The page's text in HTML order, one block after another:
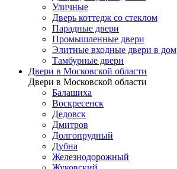
Уличные
Дверь коттедж со стеклом
Парадные двери
Промышленные двери
Элитные входные двери в дом
Тамбурные двери
Двери в Московской области
Двери в Московской области
Балашиха
Воскресенск
Дедовск
Дмитров
Долгопрудный
Дубна
Железнодорожный